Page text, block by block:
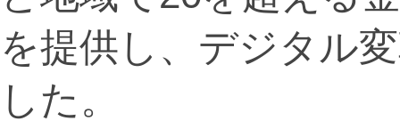
を提供し、デジタル
した。